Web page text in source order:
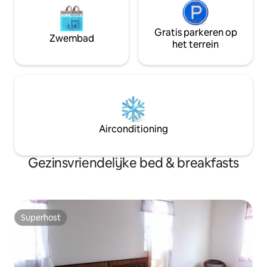
Zwembad
Gratis parkeren op
het terrein
Airconditioning
Gezinsvriendelijke bed & breakfasts
Superhost
Superhost